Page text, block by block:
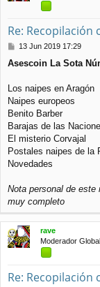
Re: Recopilación
M
n
a
j
13 Jun 2019 17:29
Asescoin La Sota
Los naipes en Aragón
Naipes europeos
Benito Barber
Barajas de las
El misterio Corvajal
Postales naipes de la
Novedades
Nota personal de este
muy completo
rave
Moderador Global
Re: Recopilación